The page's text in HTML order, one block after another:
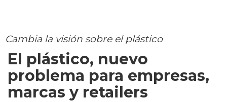
Cambia la visión sobre el plástico
El plástico, nuevo
problema para empresas,
marcas y retailers